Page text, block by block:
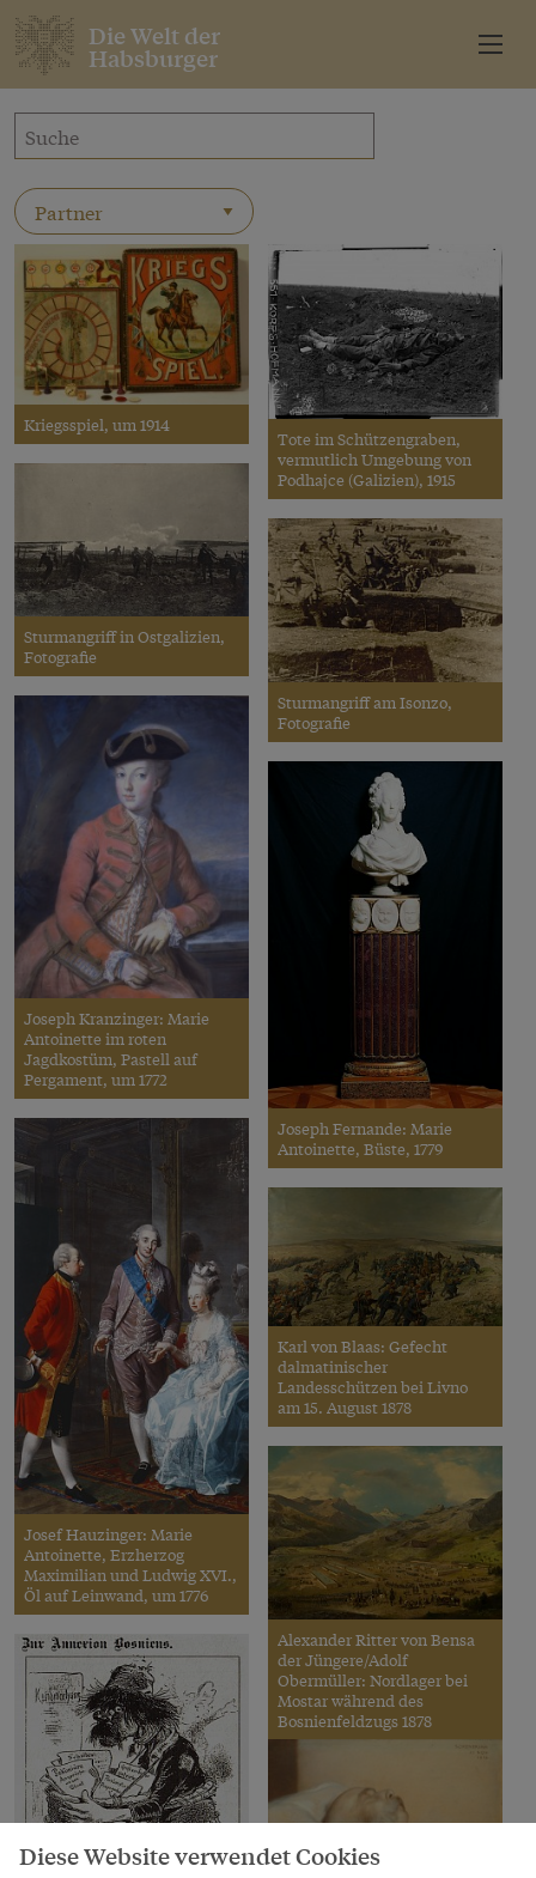
Die Welt der
Habsburger
Kriegsspiel, um 1914
Tote im Schützengraben,
vermutlich Umgebung von
Podhajce (Galizien), 1915
Sturmangriff in Ostgalizien,
Fotografie
Sturmangriff am Isonzo,
Fotografie
Joseph Kranzinger: Marie
Antoinette im roten
Jagdkostüm, Pastell auf
Pergament, um 1772
Joseph Fernande: Marie
Antoinette, Büste, 1779
Josef Hauzinger: Marie
Antoinette, Erzherzog
Maximilian und Ludwig XVI.,
Öl auf Leinwand, um 1776
Karl von Blaas: Gefecht
dalmatinischer
Landesschützen bei Livno
am 15. August 1878
Alexander Ritter von Bensa
der Jüngere/Adolf
Obermüller: Nordlager bei
Mostar während des
Bosnienfeldzugs 1878
Diese Website verwendet Cookies